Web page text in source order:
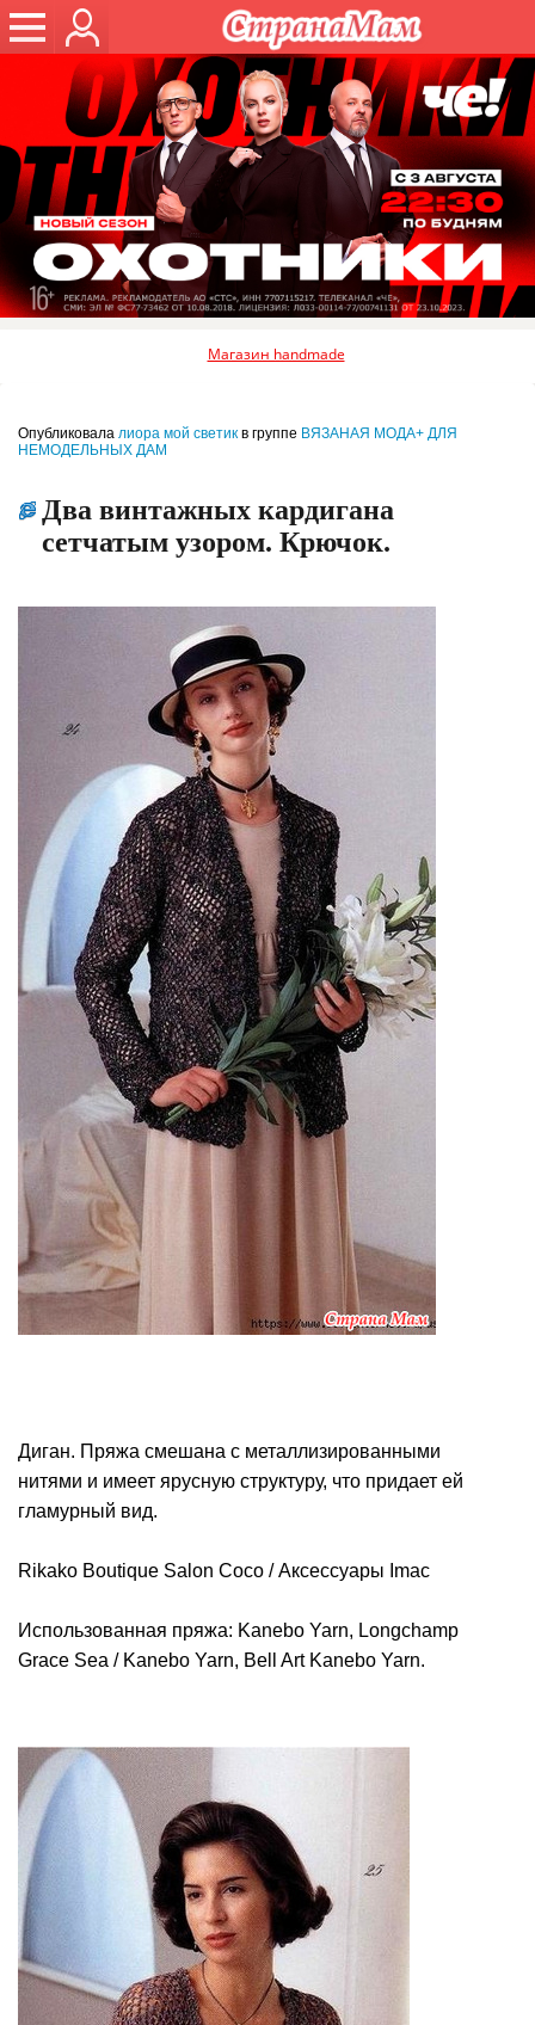
Магазин handmade
Опубликовала лиора мой светик в группе ВЯЗАНАЯ МОДА+ ДЛЯ
НЕМОДЕЛЬНЫХ ДАМ
Два винтажных кардигана
сетчатым узором. Крючок.
Диган. Пряжа смешана с металлизированными
нитями и имеет ярусную структуру, что придает ей
гламурный вид.
Rikako Boutique Salon Coco / Аксессуары Imac
Использованная пряжа: Kanebo Yarn, Longchamp
Grace Sea / Kanebo Yarn, Bell Art Kanebo Yarn.